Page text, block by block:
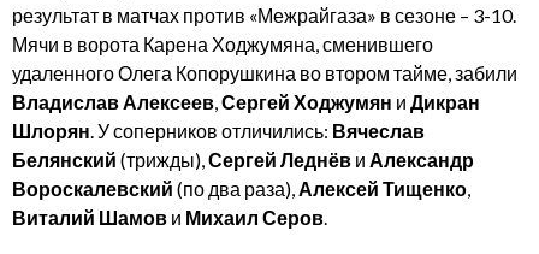
результат в матчах против «Межрайгаза» в сезоне – 3-10.
Мячи в ворота Карена Ходжумяна, сменившего
удаленного Олега Копорушкина во втором тайме, забили
Владислав Алексеев,Сергей Ходжумян и Дикран
Шлорян. У соперников отличились: Вячеслав
Белянский (трижды),Сергей Леднёв и Александр
Вороскалевский (по два раза),Алексей Тищенко,
Виталий Шамов и Михаил Серов.